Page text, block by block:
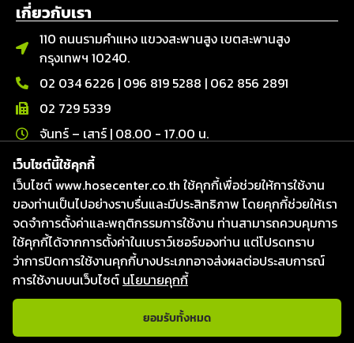
เกี่ยวกับเรา
110 ถนนรามคำแหง แขวงสะพานสูง เขตสะพานสูง
กรุงเทพฯ 10240.
02 034 6226 | 096 819 5288 | 062 856 2891
02 729 5339
จันทร์ – เสาร์ | 08.00 - 17.00 น.
ติดต่อเรา
Line : @hosecenter
Hose Center ศูนย์รวมท่อ สายยาง และข้อต่อ
Hose Center ศูนย์รวมท่อ สายยาง และข้อต่อ
Hosecenter
เว็บไซต์นี้ใช้คุกกี้
เว็บไซต์ www.hosecenter.co.th ใช้คุกกี้เพื่อช่วยให้การใช้งาน
ของท่านเป็นไปอย่างราบรื่นและมีประสิทธิภาพ โดยคุกกี้ช่วยให้เรา
จดจำการตั้งค่าและพฤติกรรมการใช้งาน ท่านสามารถควบคุมการ
ใช้คุกกี้ได้จากการตั้งค่าในเบราว์เซอร์ของท่าน แต่โปรดทราบ
ว่าการปิดการใช้งานคุกกี้บางประเภทอาจส่งผลต่อประสบการณ์
การใช้งานบนเว็บไซต์ นโยบายคุกกี้
ยอมรับทั้งหมด